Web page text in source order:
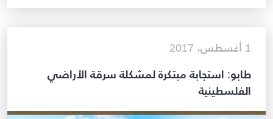
1 أغسطس، 2017
طابو: استجابة مبتكرة لمشكلة سرقة الأراضي
الفلسطينية